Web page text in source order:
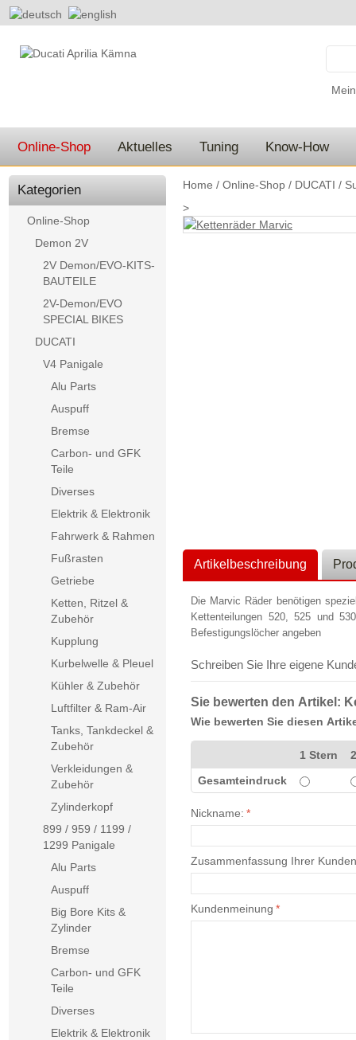
Online-Shop Aktuelles Tuning Know-How
Home / Online-Shop / DUCATI /
>
Artikelbeschreibung
Die Marvic Räder benötigen
Kettenteilungen 520, 525 und
Befestigungslöcher angeben
Schreiben Sie Ihre eigene
Sie bewerten den Artikel:
Wie bewerten Sie diesen
1 Stern
Gesamteindruck
*
Nickname:
Zusammenfassung Ihrer
*
Kundenmeinung
Kategorien
Online-Shop
Demon 2V
2V Demon/EVO-KITS-
BAUTEILE
2V-Demon/EVO
SPECIAL BIKES
DUCATI
V4 Panigale
Alu Parts
Auspuff
Bremse
Carbon- und GFK
Teile
Diverses
Elektrik & Elektronik
Fahrwerk & Rahmen
Fußrasten
Getriebe
Ketten, Ritzel &
Zubehör
Kupplung
Kurbelwelle & Pleuel
Kühler & Zubehör
Luftfilter & Ram-Air
Tanks, Tankdeckel &
Zubehör
Verkleidungen &
Zubehör
Zylinderkopf
899 / 959 / 1199 /
1299 Panigale
Alu Parts
Auspuff
Big Bore Kits &
Zylinder
Bremse
Carbon- und GFK
Teile
Diverses
Elektrik & Elektronik